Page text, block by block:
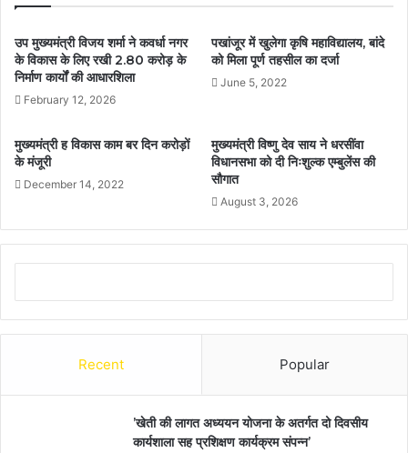
उप मुख्यमंत्री विजय शर्मा ने कवर्धा नगर
के विकास के लिए रखी 2.80 करोड़ के
निर्माण कार्यों की आधारशिला
February 12, 2026
पखांजूर में खुलेगा कृषि महाविद्यालय, बांदे
को मिला पूर्ण तहसील का दर्जा
June 5, 2022
मुख्यमंत्री ह विकास काम बर दिन करोड़ों
के मंजूरी
December 14, 2022
मुख्यमंत्री विष्णु देव साय ने धरसींवा
विधानसभा को दी निःशुल्क एम्बुलेंस की
सौगात
August 3, 2026
Recent Popular
’खेती की लागत अध्ययन योजना के अतर्गत दो दिवसीय
कार्यशाला सह प्रशिक्षण कार्यक्रम संपन्न’